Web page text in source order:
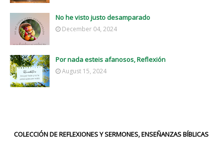
No he visto justo desamparado
December 04, 2024
Por nada esteis afanosos, Reflexión
August 15, 2024
COLECCIÓN DE REFLEXIONES Y SERMONES, ENSEÑANZAS BÍBLICAS